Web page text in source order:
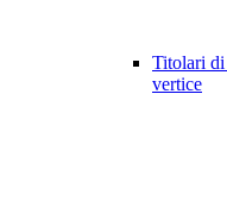
Titolari
vertice